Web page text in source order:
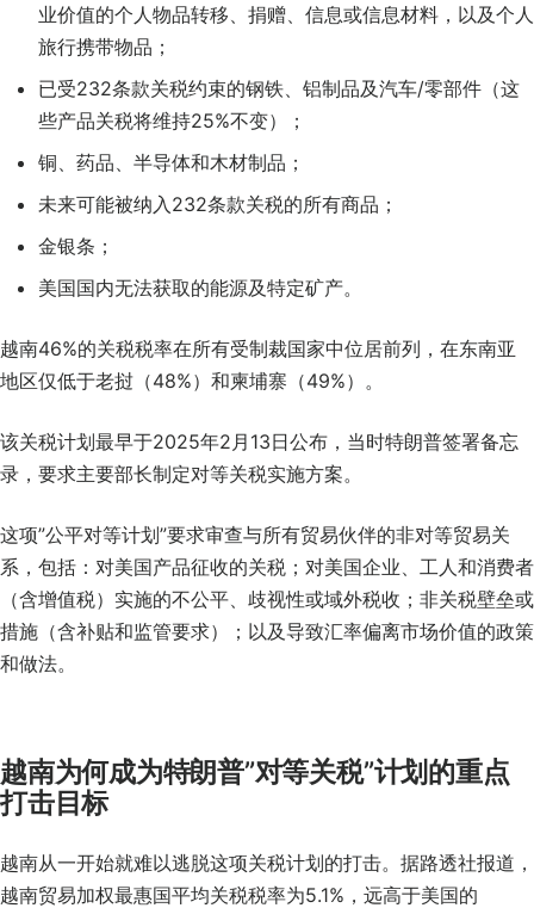
业价值的个人物品转移、捐赠、信息或信息材料，以及个人
旅行携带物品；
已受232条款关税约束的钢铁、铝制品及汽车/零部件（这
些产品关税将维持25%不变）；
铜、药品、半导体和木材制品；
未来可能被纳入232条款关税的所有商品；
金银条；
美国国内无法获取的能源及特定矿产。
越南46%的关税税率在所有受制裁国家中位居前列，在东南亚
地区仅低于老挝（48%）和柬埔寨（49%）。
该关税计划最早于2025年2月13日公布，当时特朗普签署备忘
录，要求主要部长制定对等关税实施方案。
这项”公平对等计划”要求审查与所有贸易伙伴的非对等贸易关
系，包括：对美国产品征收的关税；对美国企业、工人和消费者
（含增值税）实施的不公平、歧视性或域外税收；非关税壁垒或
措施（含补贴和监管要求）；以及导致汇率偏离市场价值的政策
和做法。
越南为何成为特朗普”对等关税”计划的重点
打击目标
越南从一开始就难以逃脱这项关税计划的打击。据路透社报道，
越南贸易加权最惠国平均关税税率为5.1%，远高于美国的